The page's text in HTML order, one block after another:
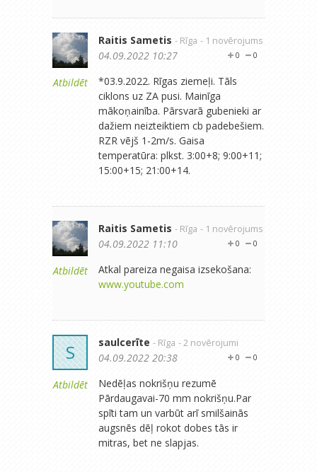
Atbildēt
Raitis Sametis - Rīga - 1 novērojums
0
0
04.09.2022 10:27
*03.9.2022. Rīgas ziemeļi. Tāls
ciklons uz ZA pusi. Mainīga
mākoņainība. Pārsvarā gubenieki ar
dažiem neizteiktiem cb padebešiem.
RZR vējš 1-2m/s. Gaisa
temperatūra: plkst. 3:00+8; 9:00+11;
15:00+15; 21:00+14.
Atbildēt
Raitis Sametis - Rīga - 1 novērojums
0
0
04.09.2022 11:10
Atkal pareiza negaisa izsekošana:
www.youtube.com
S
Atbildēt
saulcerīte - Rīga - 2 novērojumi
0
0
04.09.2022 20:38
Nedēļas nokrišņu rezumē
Pārdaugavai-70 mm nokrišņu.Par
spīti tam un varbūt arī smilšainās
augsnēs dēļ rokot dobes tās ir
mitras, bet ne slapjas.